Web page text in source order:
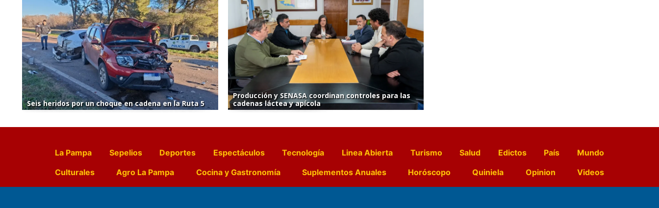
Seis heridos por un choque en cadena en la Ruta 5
Producción y SENASA coordinan controles para las
cadenas láctea y apícola
La Pampa Sepelios Deportes Espectáculos Tecnología Linea Abierta Turismo Salud Edictos País
Mundo
Culturales
Agro La Pampa Cocina y Gastronomía Suplementos Anuales Horóscopo Quiniela Opinion
Videos